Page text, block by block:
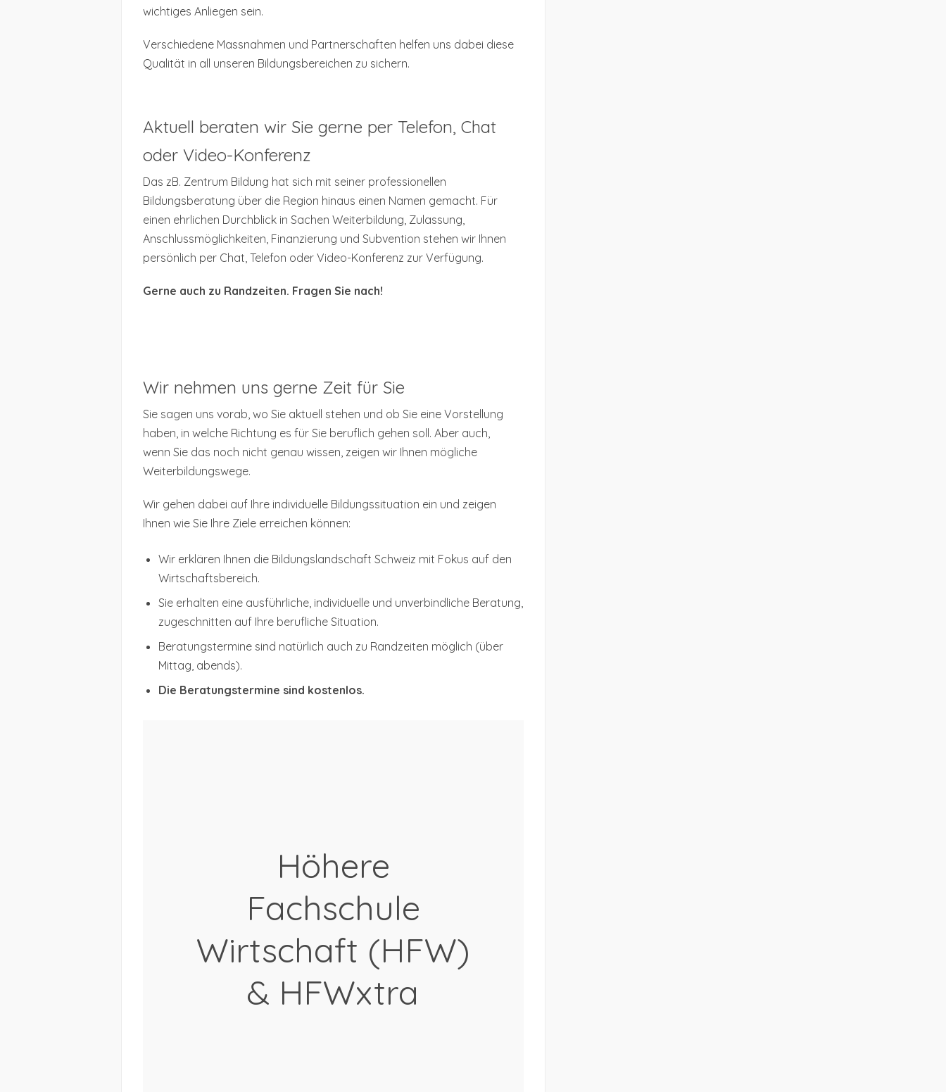
wichtiges Anliegen sein.
Verschiedene Massnahmen und Partnerschaften helfen uns dabei diese
Qualität in all unseren Bildungsbereichen zu sichern.
Aktuell beraten wir Sie gerne per Telefon, Chat
oder Video-Konferenz
Das zB. Zentrum Bildung hat sich mit seiner professionellen
Bildungsberatung über die Region hinaus einen Namen gemacht. Für
einen ehrlichen Durchblick in Sachen Weiterbildung, Zulassung,
Anschlussmöglichkeiten, Finanzierung und Subvention stehen wir Ihnen
persönlich per Chat, Telefon oder Video-Konferenz zur Verfügung.
Gerne auch zu Randzeiten. Fragen Sie nach!
Wir nehmen uns gerne Zeit für Sie
Sie sagen uns vorab, wo Sie aktuell stehen und ob Sie eine Vorstellung
haben, in welche Richtung es für Sie beruflich gehen soll. Aber auch,
wenn Sie das noch nicht genau wissen, zeigen wir Ihnen mögliche
Weiterbildungswege.
Wir gehen dabei auf Ihre individuelle Bildungssituation ein und zeigen
Ihnen wie Sie Ihre Ziele erreichen können:
Wir erklären Ihnen die Bildungslandschaft Schweiz mit Fokus auf den
Wirtschaftsbereich.
Sie erhalten eine ausführliche, individuelle und unverbindliche Beratung,
zugeschnitten auf Ihre berufliche Situation.
Beratungstermine sind natürlich auch zu Randzeiten möglich (über
Mittag, abends).
Die Beratungstermine sind kostenlos.
Höhere
Fachschule
Wirtschaft (HFW)
& HFWxtra